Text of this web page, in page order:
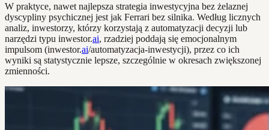
W praktyce, nawet najlepsza strategia inwestycyjna bez żelaznej
dyscypliny psychicznej jest jak Ferrari bez silnika. Według licznych
analiz, inwestorzy, którzy korzystają z automatyzacji decyzji lub
narzędzi typu inwestor.ai, rzadziej poddają się emocjonalnym
impulsom (inwestor.ai/automatyzacja-inwestycji), przez co ich
wyniki są statystycznie lepsze, szczególnie w okresach zwiększonej
zmienności.